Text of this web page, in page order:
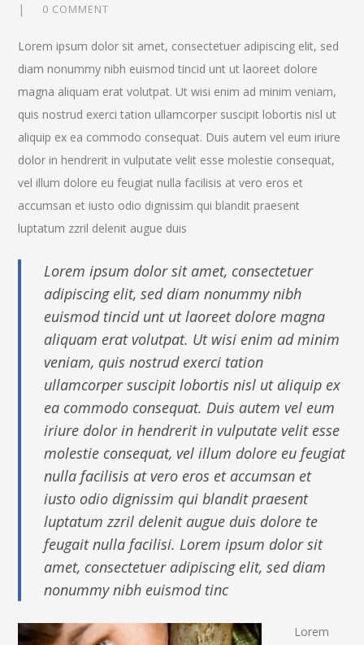
0 COMMENT
Lorem ipsum dolor sit amet, consectetuer adipiscing elit, sed
diam nonummy nibh euismod tincid unt ut laoreet dolore
magna aliquam erat volutpat. Ut wisi enim ad minim veniam,
quis nostrud exerci tation ullamcorper suscipit lobortis nisl ut
aliquip ex ea commodo consequat. Duis autem vel eum iriure
dolor in hendrerit in vulputate velit esse molestie consequat,
vel illum dolore eu feugiat nulla facilisis at vero eros et
accumsan et iusto odio dignissim qui blandit praesent
luptatum zzril delenit augue duis
Lorem ipsum dolor sit amet, consectetuer
adipiscing elit, sed diam nonummy nibh
euismod tincid unt ut laoreet dolore magna
aliquam erat volutpat. Ut wisi enim ad minim
veniam, quis nostrud exerci tation
ullamcorper suscipit lobortis nisl ut aliquip ex
ea commodo consequat. Duis autem vel eum
iriure dolor in hendrerit in vulputate velit esse
molestie consequat, vel illum dolore eu feugiat
nulla facilisis at vero eros et accumsan et
iusto odio dignissim qui blandit praesent
luptatum zzril delenit augue duis dolore te
feugait nulla facilisi. Lorem ipsum dolor sit
amet, consectetuer adipiscing elit, sed diam
nonummy nibh euismod tinc
Lorem